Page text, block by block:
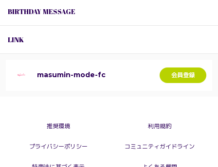
BIRTHDAY MESSAGE
LINK
masumin-mode-fc 会員登録
推奨環境 利用規約
プライバシーポリシー コミュニティガイドライン